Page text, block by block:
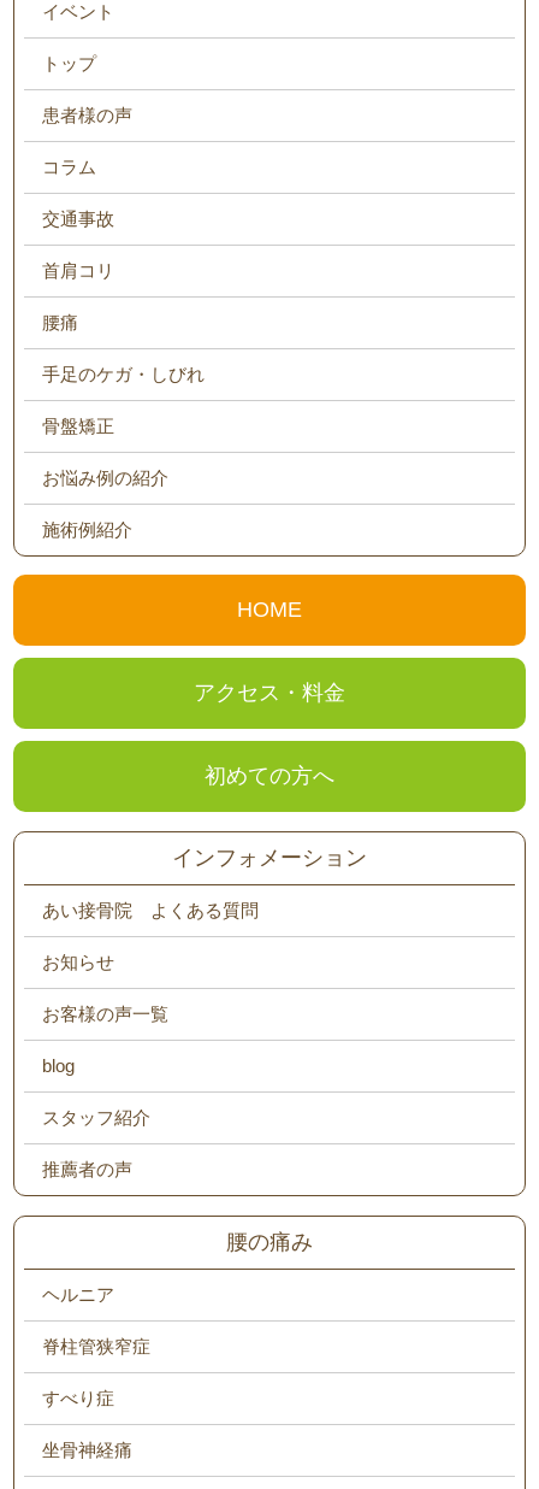
イベント
トップ
患者様の声
コラム
交通事故
首肩コリ
腰痛
手足のケガ・しびれ
骨盤矯正
お悩み例の紹介
施術例紹介
HOME
アクセス・料金
初めての方へ
インフォメーション
あい接骨院 よくある質問
お知らせ
お客様の声一覧
blog
スタッフ紹介
推薦者の声
腰の痛み
ヘルニア
脊柱管狭窄症
すべり症
坐骨神経痛